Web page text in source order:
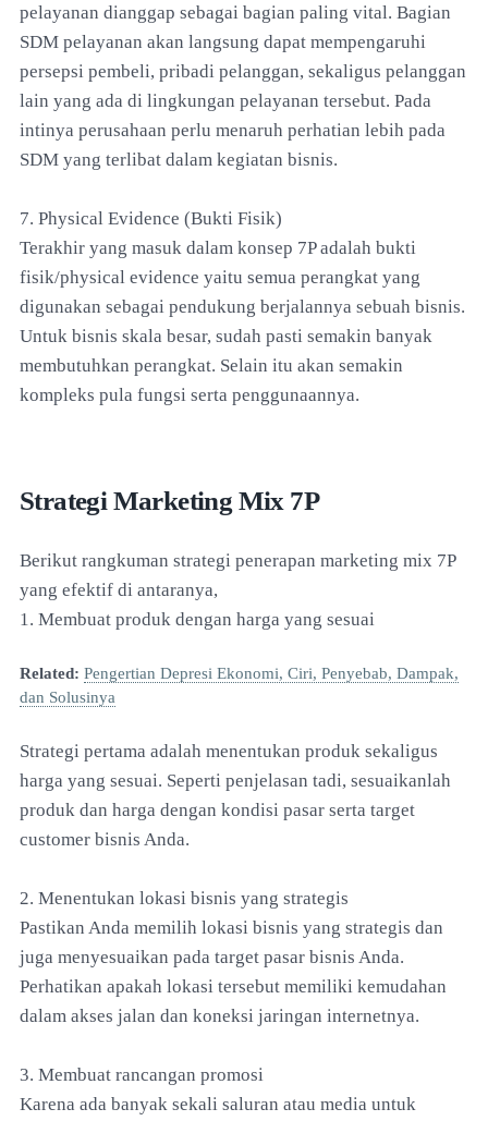
pelayanan dianggap sebagai bagian paling vital. Bagian
SDM pelayanan akan langsung dapat mempengaruhi
persepsi pembeli, pribadi pelanggan, sekaligus pelanggan
lain yang ada di lingkungan pelayanan tersebut. Pada
intinya perusahaan perlu menaruh perhatian lebih pada
SDM yang terlibat dalam kegiatan bisnis.
7. Physical Evidence (Bukti Fisik)
Terakhir yang masuk dalam konsep 7P adalah bukti
fisik/physical evidence yaitu semua perangkat yang
digunakan sebagai pendukung berjalannya sebuah bisnis.
Untuk bisnis skala besar, sudah pasti semakin banyak
membutuhkan perangkat. Selain itu akan semakin
kompleks pula fungsi serta penggunaannya.
Strategi Marketing Mix 7P
Berikut rangkuman strategi penerapan marketing mix 7P
yang efektif di antaranya,
1. Membuat produk dengan harga yang sesuai
Related: Pengertian Depresi Ekonomi, Ciri, Penyebab, Dampak,
dan Solusinya
Strategi pertama adalah menentukan produk sekaligus
harga yang sesuai. Seperti penjelasan tadi, sesuaikanlah
produk dan harga dengan kondisi pasar serta target
customer bisnis Anda.
2. Menentukan lokasi bisnis yang strategis
Pastikan Anda memilih lokasi bisnis yang strategis dan
juga menyesuaikan pada target pasar bisnis Anda.
Perhatikan apakah lokasi tersebut memiliki kemudahan
dalam akses jalan dan koneksi jaringan internetnya.
3. Membuat rancangan promosi
Karena ada banyak sekali saluran atau media untuk